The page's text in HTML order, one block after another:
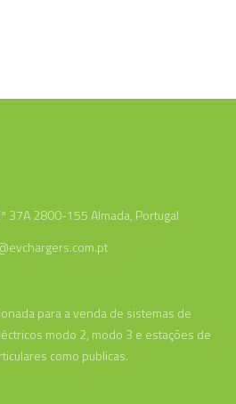
37A 2800-155 Almada, Portugal
para a venda de sistemas de
modo 2, modo 3 e estações de
como publicas.